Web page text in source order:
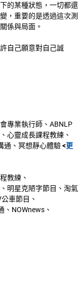
的某種狀態，一切都還
，重要的是透過這次測
係與局面。
自己願意對自己誠
專業執行師、ABNLP
心靈成長課程教練、
通、冥想靜心體驗<更
教練、
明星克陋字節目、淘氣
車節目、
NOWnews、